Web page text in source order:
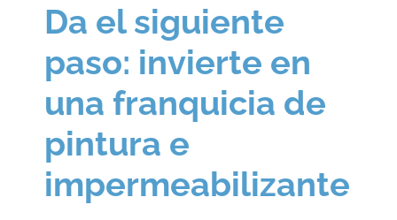
Da el siguiente
paso: invierte en
una franquicia de
pintura e
impermeabilizante